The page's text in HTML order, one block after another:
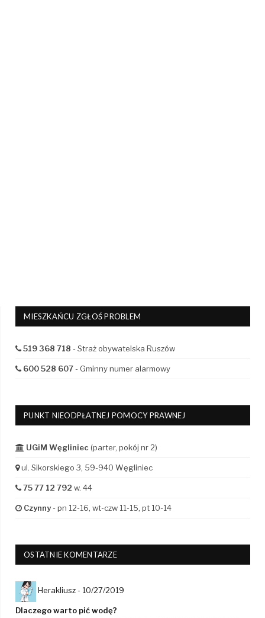
MIESZKAŃCU ZGŁOŚ PROBLEM
519 368 718 - Straż obywatelska Ruszów
600 528 607- Gminny numer alarmowy
PUNKT NIEODPŁATNEJ POMOCY PRAWNEJ
UGiM Węgliniec (parter, pokój nr 2)
ul. Sikorskiego 3, 59-940 Węgliniec
75 77 12 792 w. 44
Czynny- pn 12-16, wt-czw 11-15, pt 10-14
OSTATNIE KOMENTARZE
Herakliusz - 10/27/2019
Dlaczego warto pić wodę?